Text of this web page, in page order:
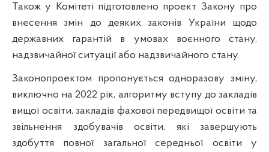
Також у Комітеті підготовлено проект Закону про
внесення змін до деяких законів України щодо
державних гарантій в умовах воєнного стану,
надзвичайної ситуації або надзвичайного стану.
Законопроектом пропонується одноразову зміну,
виключно на 2022 рік, алгоритму вступу до закладів
вищої освіти, закладів фахової передвищої освіти та
звільнення здобувачів освіти, які завершують
здобуття повної загальної середньої освіти у